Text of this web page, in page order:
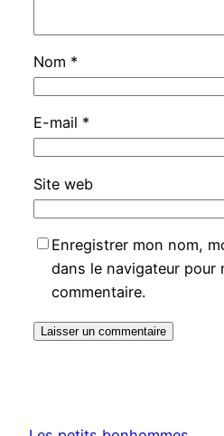
Nom *
E-mail *
Site web
Enregistrer mon nom,
dans le navigateur pour
commentaire.